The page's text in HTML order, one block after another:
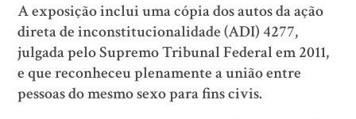
A exposição inclui uma cópia dos autos da ação
direta de inconstitucionalidade (ADI) 4277,
julgada pelo Supremo Tribunal Federal em 2011,
e que reconheceu plenamente a união entre
pessoas do mesmo sexo para fins civis.